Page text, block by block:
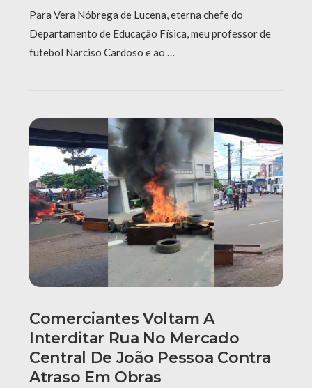
Para Vera Nóbrega de Lucena, eterna chefe do
Departamento de Educação Física, meu professor de
futebol Narciso Cardoso e ao …
Comerciantes Voltam A
Interditar Rua No Mercado
Central De João Pessoa Contra
Atraso Em Obras